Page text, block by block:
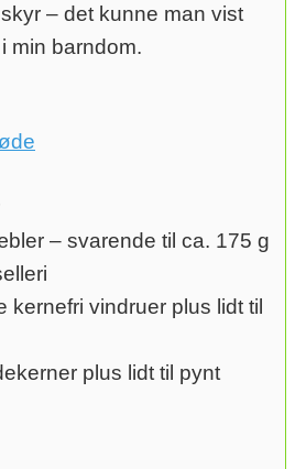
– det kunne man vist
min barndom.
– svarende til ca. 175 g
kernefri vindruer plus lidt til
plus lidt til pynt